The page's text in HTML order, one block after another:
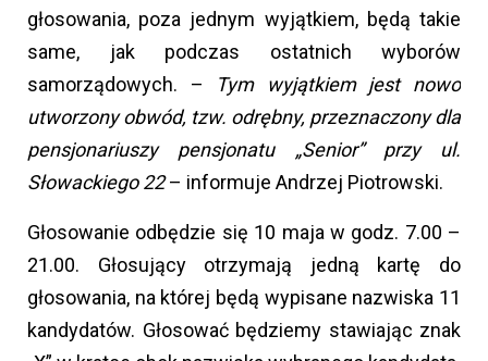
głosowania, poza jednym wyjątkiem, będą takie
same, jak podczas ostatnich wyborów
samorządowych. –
Tym wyjątkiem jest nowo
utworzony obwód, tzw. odrębny, przeznaczony dla
pensjonariuszy pensjonatu „Senior” przy ul.
Słowackiego 22– informuje Andrzej Piotrowski.
Głosowanie odbędzie się 10 maja w godz. 7.00 –
21.00. Głosujący otrzymają jedną kartę do
głosowania, na której będą wypisane nazwiska 11
kandydatów. Głosować będziemy stawiając znak